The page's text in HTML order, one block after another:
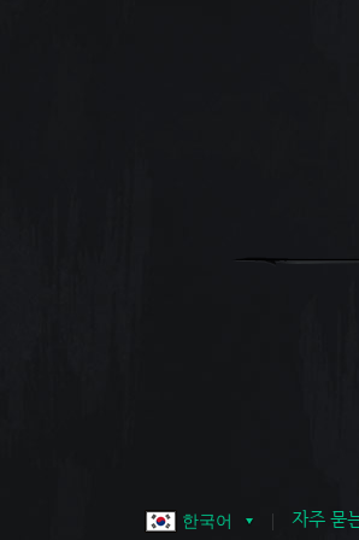
한국어 자주 묻